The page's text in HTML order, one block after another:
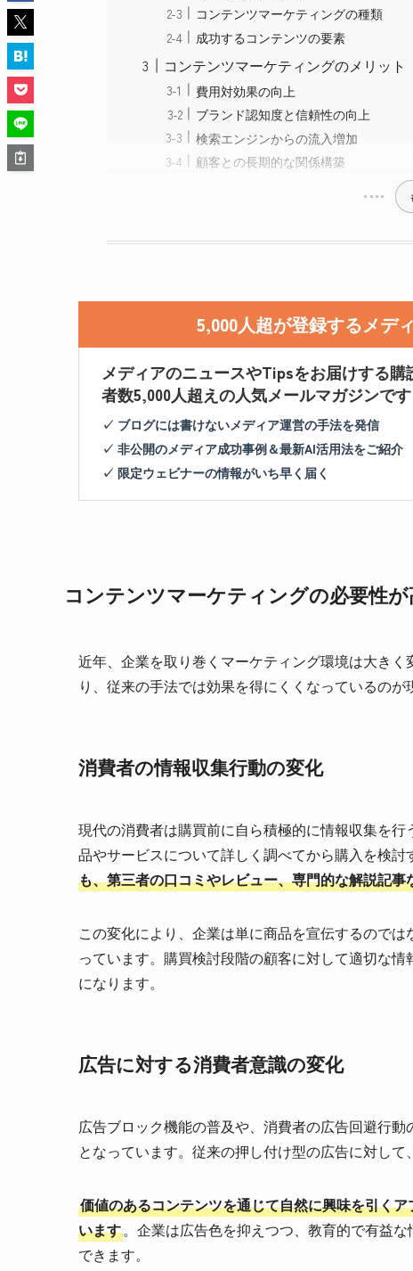
コンテンツマーケティングの種類
成功するコンテンツの要素
コンテンツマーケティングのメリット
費用対効果の向上
ブランド認知度と信頼性の向上
検索エンジンからの流入増加
顧客との長期的な関係構築
5,000人超が登録するメデ
メディアのニュースやTipsをお届けする購
者数5,000人超えの人気メールマガジンです
✓ ブログには書けないメディア運営の手法を発信
✓ 非公開のメディア成功事例＆最新AI活用法をご紹介
✓ 限定ウェビナーの情報がいち早く届く
コンテンツマーケティングの必要性
近年、企業を取り巻くマーケティング環境は大き
り、従来の手法では効果を得にくくなっているのが
消費者の情報収集行動の変化
現代の消費者は購買前に自ら積極的に情報収集を
品やサービスについて詳しく調べてから購入を検討
も、第三者の口コミやレビュー、専門的な解説記
この変化により、企業は単に商品を宣伝するので
っています。購買検討段階の顧客に対して適切な
になります。
広告に対する消費者意識の変化
広告ブロック機能の普及や、消費者の広告回避行
となっています。従来の押し付け型の広告に対し
価値のあるコンテンツを通じて自然に興味を引く
います。企業は広告色を抑えつつ、教育的で有益
できます。